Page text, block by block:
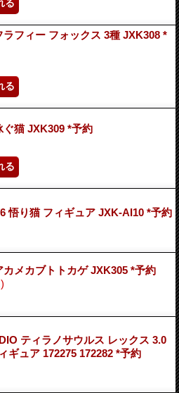
フィー フォックス 3種 JXK308 *
猫 JXK309 *予約
悟り猫 フィギュア JXK-AI10 *予約
メカブトトカゲ JXK305 *予約
ティラノサウルス レックス 3.0
ギュア 172275 172282 *予約